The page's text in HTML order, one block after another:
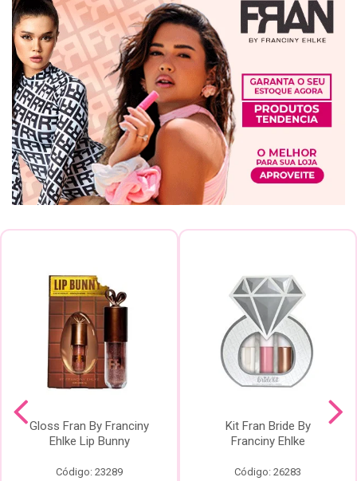
Gloss Fran By Franciny
Ehlke Lip Bunny
Código: 23289
Kit Fran Bride By
Franciny Ehlke
Código: 26283